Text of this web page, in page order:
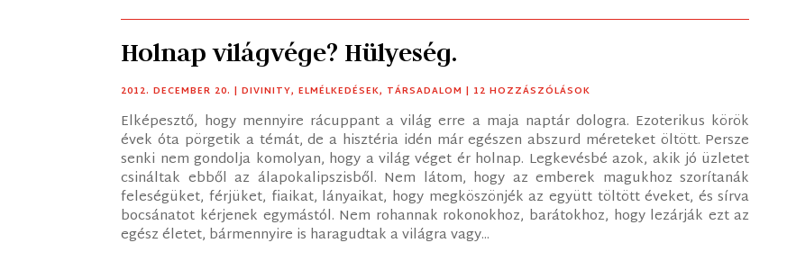
Holnap világvége? Hülyeség.
2012. DECEMBER 20. |DIVINITY,ELMÉLKEDÉSEK, TÁRSADALOM | 12 HOZZÁSZÓLÁSOK
Elképesztő, hogy mennyire rácuppant a világ erre a maja naptár dologra. Ezoterikus körök
évek óta pörgetik a témát, de a hisztéria idén már egészen abszurd méreteket öltött. Persze
senki nem gondolja komolyan, hogy a világ véget ér holnap. Legkevésbé azok, akik jó üzletet
csináltak ebből az álapokalipszisből. Nem látom, hogy az emberek magukhoz szorítanák
feleségüket, férjüket, fiaikat, lányaikat, hogy megköszönjék az együtt töltött éveket, és sírva
bocsánatot kérjenek egymástól. Nem rohannak rokonokhoz, barátokhoz, hogy lezárják ezt az
egész életet, bármennyire is haragudtak a világra vagy...